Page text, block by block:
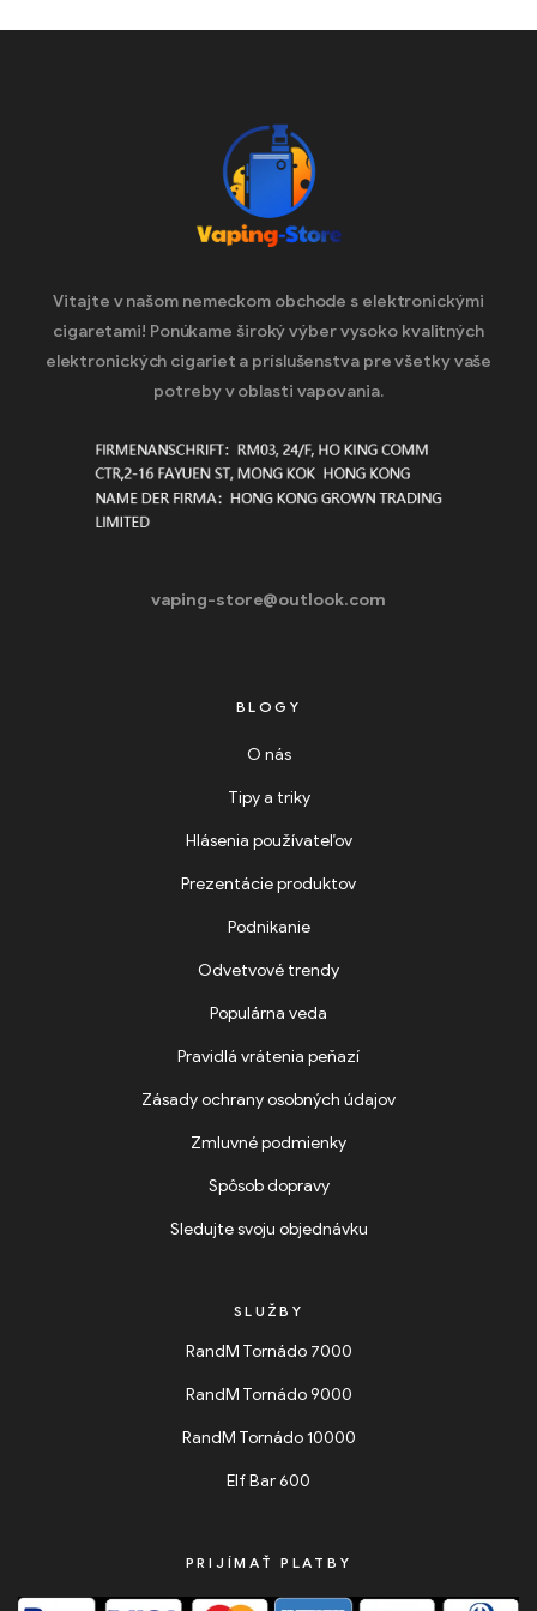
Vitajte v našom nemeckom obchode s elektronickými
cigaretami! Ponúkame široký výber vysoko kvalitných
elektronických cigariet a príslušenstva pre všetky vaše
potreby v oblasti vapovania.
vaping-store@outlook.com
BLOGY
O nás
Tipy a triky
Hlásenia používateľov
Prezentácie produktov
Podnikanie
Odvetvové trendy
Populárna veda
Pravidlá vrátenia peňazí
Zásady ochrany osobných údajov
Zmluvné podmienky
Spôsob dopravy
Sledujte svoju objednávku
SLUŽBY
RandM Tornádo 7000
RandM Tornádo 9000
RandM Tornádo 10000
Elf Bar 600
PRIJÍMAŤ PLATBY